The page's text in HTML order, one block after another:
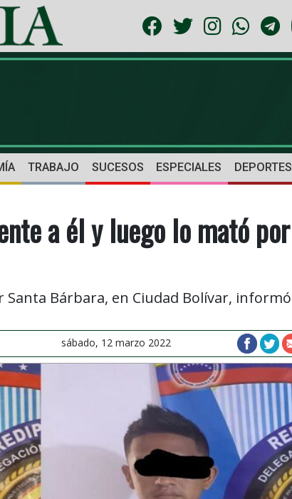
TRABAJO SUCESOS ESPECIALES DEPORTES
a él y luego lo mató por
Santa Bárbara, en Ciudad Bolívar, informó
sábado, 12 marzo 2022